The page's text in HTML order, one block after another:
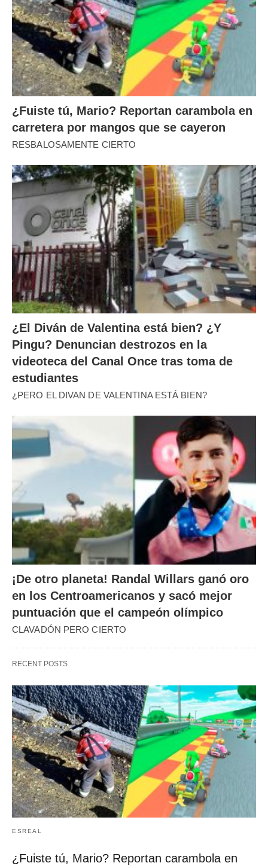
¿Fuiste tú, Mario? Reportan carambola en
carretera por mangos que se cayeron
RESBALOSAMENTE CIERTO
¿El Diván de Valentina está bien? ¿Y
Pingu? Denuncian destrozos en la
videoteca del Canal Once tras toma de
estudiantes
¿PERO EL DIVAN DE VALENTINA ESTÁ BIEN?
¡De otro planeta! Randal Willars ganó oro
en los Centroamericanos y sacó mejor
puntuación que el campeón olímpico
CLAVADÓN PERO CIERTO
RECENT POSTS
ESREAL
¿Fuiste tú, Mario? Reportan carambola en